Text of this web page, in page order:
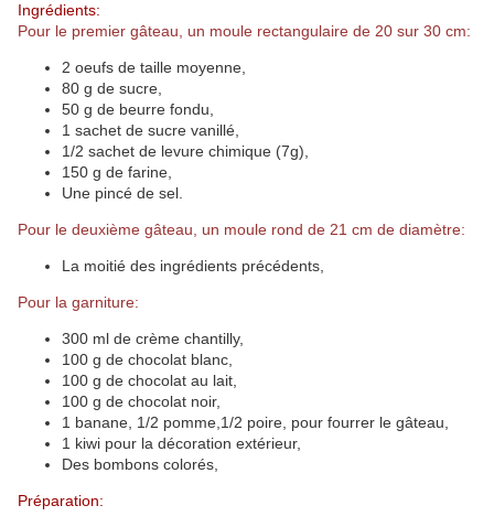
Ingrédients:
Pour le premier gâteau, un moule rectangulaire de 20 sur 30 cm:
2 oeufs de taille moyenne,
80 g de sucre,
50 g de beurre fondu,
1 sachet de sucre vanillé,
1/2 sachet de levure chimique (7g),
150 g de farine,
Une pincé de sel.
Pour le deuxième gâteau, un moule rond de 21 cm de diamètre:
La moitié des ingrédients précédents,
Pour la garniture:
300 ml de crème chantilly,
100 g de chocolat blanc,
100 g de chocolat au lait,
100 g de chocolat noir,
1 banane, 1/2 pomme,1/2 poire, pour fourrer le gâteau,
1 kiwi pour la décoration extérieur,
Des bombons colorés,
Préparation: